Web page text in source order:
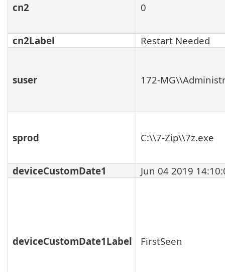
cn2 0
cn2Label Restart Needed
suser 172-
sprod C:\\7-Zip\\7z.exe
deviceCustomDate1 Jun 04 2019
deviceCustomDate1Label FirstSeen